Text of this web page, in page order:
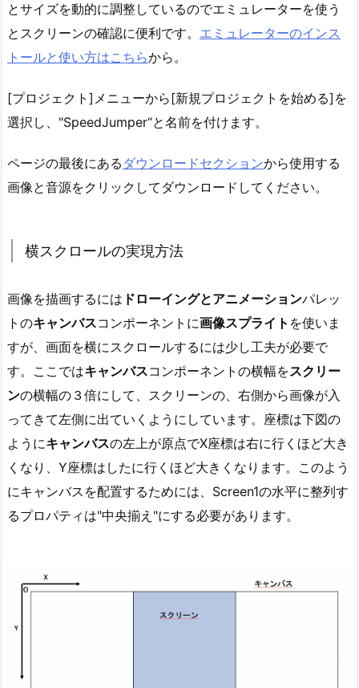
とサイズを動的に調整しているのでエミュレーターを使う
とスクリーンの確認に便利です。 エミュレーターのインス
トールと使い方はこちらから。
[プロジェクト]メニューから[新規プロジェクトを始める]を
選択し、"SpeedJumper“と名前を付けます。
ページの最後にある ダウンロードセクションから使用する
画像と音源をクリックしてダウンロードしてください。
横スクロールの実現方法
画像を描画するには ドローイングとアニメーションパレッ
トのキャンバスコンポーネントに画像スプライト を使いま
すが、画面を横にスクロールするには少し工夫が必要で
す。ここではキャンバスコンポーネントの横幅をスクリー
ンの横幅の３倍にして、スクリーンの、右側から画像が入
ってきて左側に出ていくようにしています。座標は下図の
ようにキャンバスの左上が原点でX座標は右に行くほど大き
くなり、Y座標はしたに行くほど大きくなります。このよう
にキャンバスを配置するためには、Screen1の水平に整列す
るプロパティは"中央揃え"にする必要があります。